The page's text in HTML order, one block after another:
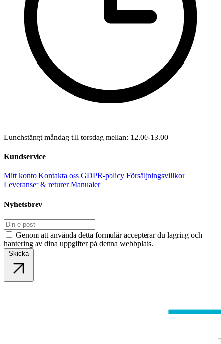
Lunchstängt måndag till torsdag mellan: 12.00-13.00
Kundservice
Mitt konto Kontakta oss GDPR-policy Försäljningsvillkor
Leveranser & returer Manualer
Nyhetsbrev
Genom att använda detta formulär accepterar du lagring och
hantering av dina uppgifter på denna webbplats.
Skicka